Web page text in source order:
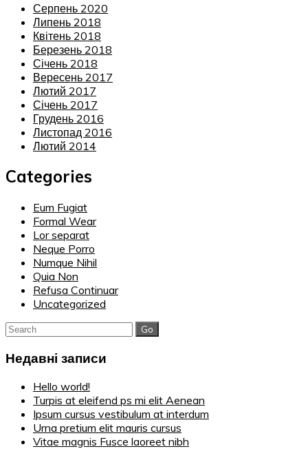
Серпень 2020
Липень 2018
Квітень 2018
Березень 2018
Січень 2018
Вересень 2017
Лютий 2017
Січень 2017
Грудень 2016
Листопад 2016
Лютий 2014
Categories
Eum Fugiat
Formal Wear
Lor separat
Neque Porro
Numque Nihil
Quia Non
Refusa Continuar
Uncategorized
Search
Недавні записи
Hello world!
Turpis at eleifend ps mi elit Aenean
Ipsum cursus vestibulum at interdum
Urna pretium elit mauris cursus
Vitae magnis Fusce laoreet nibh